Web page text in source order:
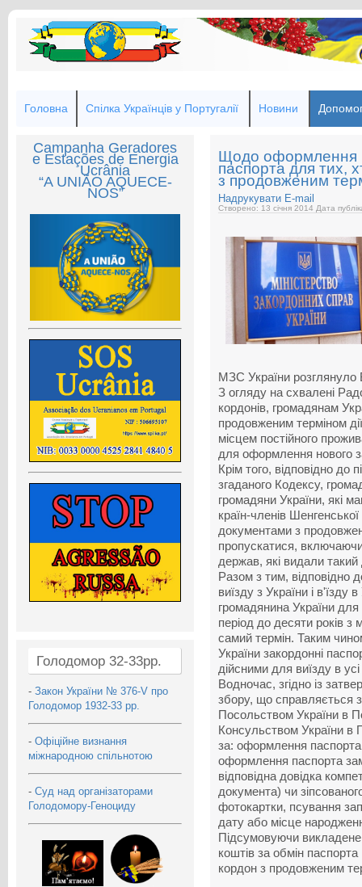
Головна Спілка Українців у Португалії Новини
Campanha Geradores
e Estações de Energia
Ucrânia
“A UNIÃO AQUECE-
NOS”
Голодомор 32-33рр.
- Закон України № 376-V про
Голодомор 1932-33 рр.
- Офіційне визнання
міжнародною спільнотою
- Суд над організаторами
Голодомору-Геноциду
Щодо оформлення
паспорта для тих,
з продовженим
Надрукувати E-mail
Створено: 13 січня 2014 Дата
МЗС України розглянуло
З огляду на схвалені
кордонів, громадянам
продовженим терміном
місцем постійного
для оформлення нового
Крім того, відповідно до
згаданого Кодексу,
громадяни України, які
країн-членів
документами з
пропускатися,
держав, які видали такий
Разом з тим, відповідно
виїзду з України і в'їзду
громадянина України
період до десяти років
самий термін. Таким
України закордонні
дійсними для виїзду в
Водночас, згідно із
збору, що справляється
Посольством України в
Консульством України в
за: оформлення
оформлення паспорта
відповідна довідка
документа) чи
фотокартки, псування
дату або місце
Підсумовуючи
коштів за обмін
кордон з продовженим